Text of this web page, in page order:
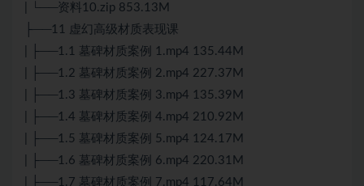
| └──资料10.zip 853.13M
├──11 虚幻高级材质表现课
| ├──1.1 墓碑材质案例 1.mp4 135.44M
| ├──1.2 墓碑材质案例 2.mp4 227.37M
| ├──1.3 墓碑材质案例 3.mp4 135.39M
| ├──1.4 墓碑材质案例 4.mp4 210.92M
| ├──1.5 墓碑材质案例 5.mp4 124.17M
| ├──1.6 墓碑材质案例 6.mp4 220.31M
| ├──1.7 墓碑材质案例 7.mp4 117.64M